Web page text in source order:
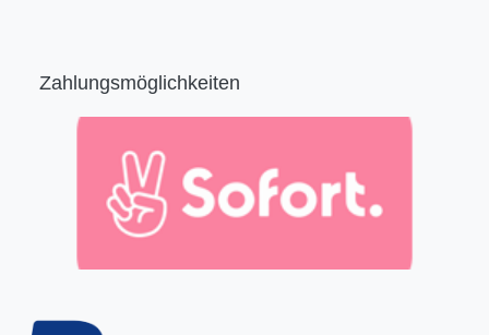
Zahlungsmöglichkeiten